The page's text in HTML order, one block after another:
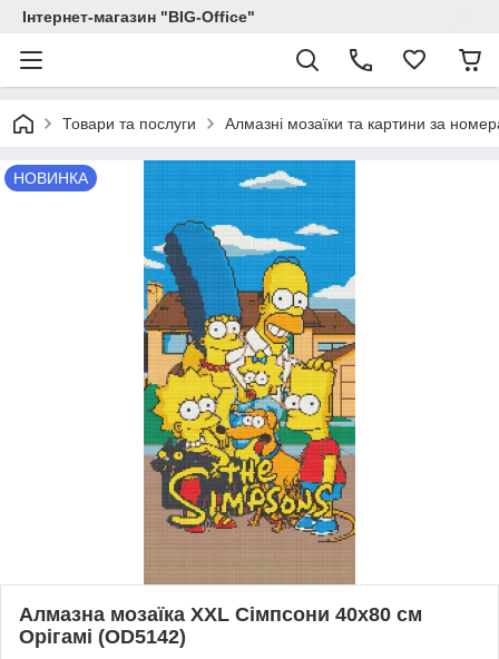
Інтернет-магазин "BIG-Office"
Товари та послуги Алмазні мозаїки та картини за
НОВИНКА
Алмазна мозаїка XXL Сімпсони 40х80 см
Орігамі (OD5142)